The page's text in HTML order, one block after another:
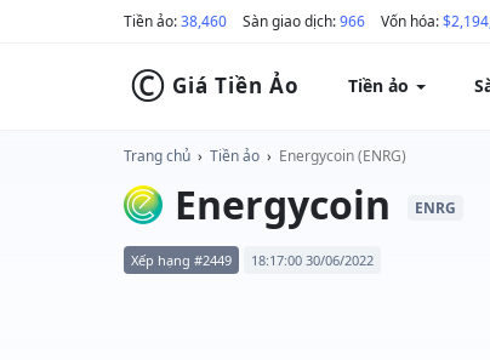
Tiền ảo:38,460 Sàn giao dịch:966 Vốn hóa:
© Giá Tiền Ảo Tiền ảo
Trang chủ › Tiền ảo › Energycoin (ENRG)
Energycoin ENRG
Xếp hạng #2449 18:17:00 30/06/2022